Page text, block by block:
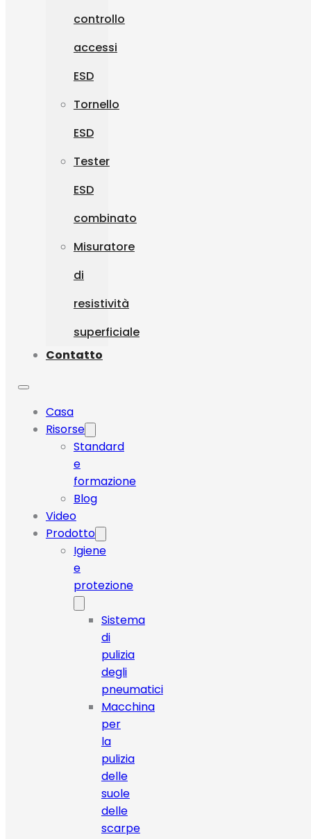
controllo
accessi
ESD
Tornello
ESD
Tester
ESD
combinato
Misuratore
di
resistività
superficiale
Contatto
Casa
Risorse
Standard
e
formazione
Blog
Video
Prodotto
Igiene
e
protezione
Sistema
di
pulizia
degli
pneumatici
Macchina
per
la
pulizia
delle
suole
delle
scarpe